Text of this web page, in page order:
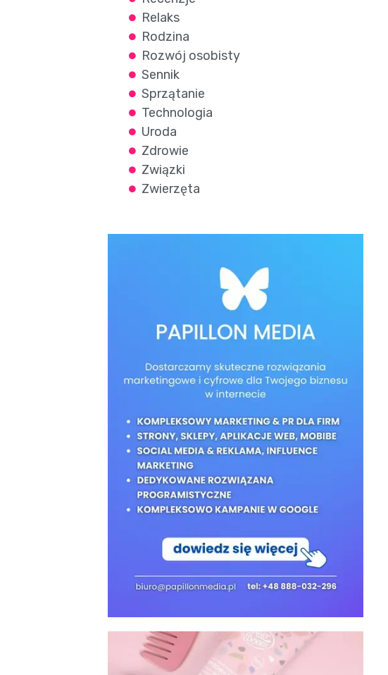
Relaks
Rodzina
Rozwój osobisty
Sennik
Sprzątanie
Technologia
Uroda
Zdrowie
Związki
Zwierzęta